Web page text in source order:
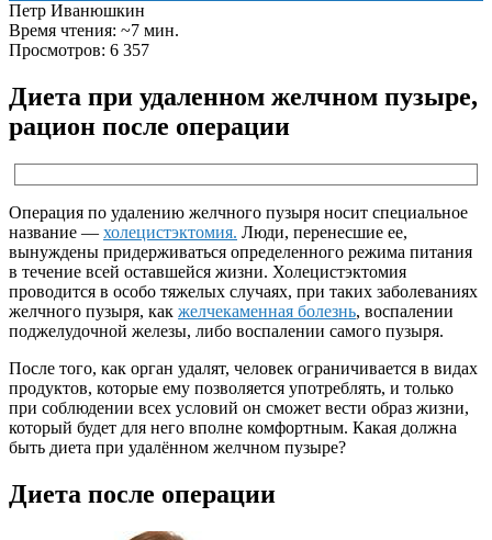
Петр Иванюшкин
Время чтения: ~7 мин.
Просмотров: 6 357
Диета при удаленном желчном пузыре,
рацион после операции
Операция по удалению желчного пузыря носит специальное
название — холецистэктомия. Люди, перенесшие ее,
вынуждены придерживаться определенного режима питания
в течение всей оставшейся жизни. Холецистэктомия
проводится в особо тяжелых случаях, при таких заболеваниях
желчного пузыря, как желчекаменная болезнь, воспалении
поджелудочной железы, либо воспалении самого пузыря.
После того, как орган удалят, человек ограничивается в видах
продуктов, которые ему позволяется употреблять, и только
при соблюдении всех условий он сможет вести образ жизни,
который будет для него вполне комфортным. Какая должна
быть диета при удалённом желчном пузыре?
Диета после операции